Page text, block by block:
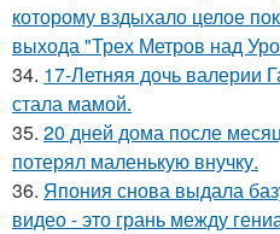
которому вздыхало целое
выхода "Трех Метров над
34. 17-Летняя дочь валерии
стала мамой.
35. 20 дней дома после
потерял маленькую внучку.
36. Япония снова выдала
видео - это грань между